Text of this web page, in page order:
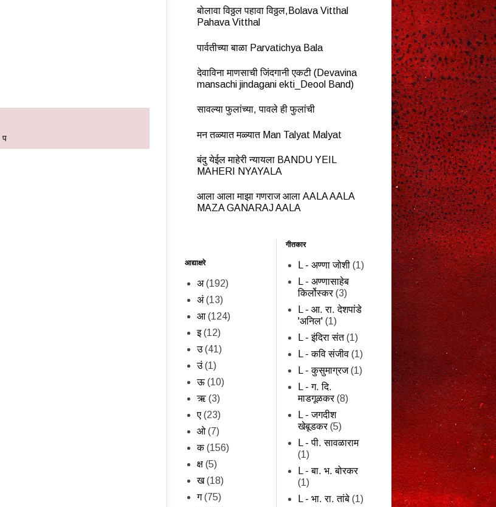
प
बोलावा विठ्ठल पहावा विठ्ठल,Bolava Vitthal
Pahava Vitthal
पार्वतीच्या बाळा Parvatichya Bala
देवाविना माणसाची जिंदगानी एकटी (Devavina
mansachi jindagani ekti_Deool Band)
सावल्या फुलांच्या, पावले ही फुलांची
मन तळ्यात मळ्यात Man Talyat Malyat
बंदु येईल माहेरी न्यायला BANDU YEIL
MAHERI NYAYALA
आला आला माझा गणराज आला AALA AALA
MAZA GANARAJ AALA
आद्याक्षरे
अ (192)
अं (13)
आ (124)
इ (12)
उ (41)
उं (1)
ऊ (10)
ऋ (3)
ए (23)
ओ (7)
क (156)
क्ष (5)
ख (18)
ग (75)
गीतकार
L - अण्णा जोशी (1)
L - अण्णासाहेब
किर्लोस्कर (3)
L - आ. रा. देशपांडे
'अनिल' (1)
L - इंदिरा संत (1)
L - कवि संजीव (1)
L - कुसुमाग्रज (1)
L - ग. दि.
माडगूळकर (8)
L - जगदीश
खेबूडकर (5)
L - पी. सावळाराम
(1)
L - बा. भ. बोरकर
(1)
L - भा. रा. तांबे (1)